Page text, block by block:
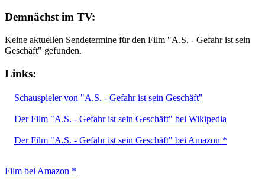
Demnächst im TV:
Keine aktuellen Sendetermine für den Film "A.S. - Gefahr ist sein
Geschäft" gefunden.
Links:
Schauspieler von "A.S. - Gefahr ist sein Geschäft"
Der Film "A.S. - Gefahr ist sein Geschäft" bei Wikipedia
Der Film "A.S. - Gefahr ist sein Geschäft" bei Amazon *
Film bei Amazon *